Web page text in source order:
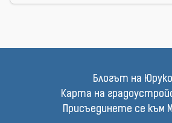
Блогът на
Карта на
Присъединете се към